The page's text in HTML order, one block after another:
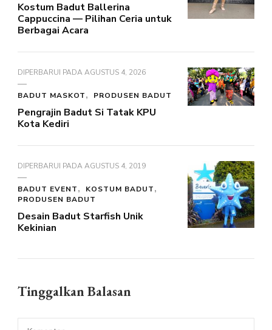
Kostum Badut Ballerina
Cappuccina — Pilihan Ceria untuk
Berbagai Acara
DIPERBARUI PADAAGUSTUS 4, 2026
BADUT MASKOT PRODUSEN BADUT
Pengrajin Badut Si Tatak KPU
Kota Kediri
DIPERBARUI PADAAGUSTUS 4, 2019
BADUT EVENT
KOSTUM BADUT
PRODUSEN BADUT
Desain Badut Starfish Unik
Kekinian
Tinggalkan Balasan